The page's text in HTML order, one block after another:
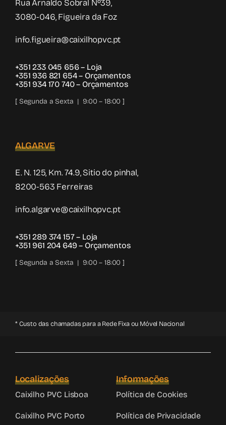
Rua Arnaldo Sobral Nº39,
3080-046, Figueira da Foz
info.figueira@caixilhopvc.pt
+351 233 045 656– Loja
+351 936 821 654– Orçamentos
+351 934 170 740– Orçamentos
[ Segunda a Sexta | 9:00 – 18:00 ]
ALGARVE
E. N. 125, Km. 74.9, Sitio do pinhal,
8200-563 Ferreiras
info.algarve@caixilhopvc.pt
+351 289 374 157– Loja
+351 961 204 649– Orçamentos
[ Segunda a Sexta | 9:00 – 18:00 ]
* Custo das chamadas para a Rede Fixa ou Móvel Nacional
Localizações
Caixilho PVC Lisboa
Caixilho PVC Porto
Informações
Política de Cookies
Política de Privacidade